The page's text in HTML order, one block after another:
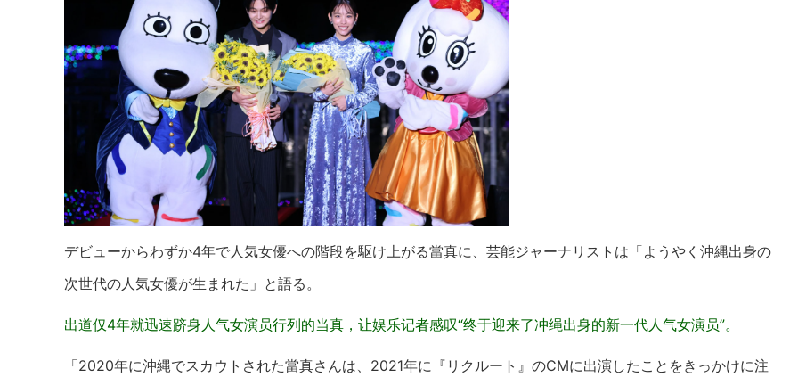
デビューからわずか4年で人気女優への階段を駆け上がる當真に、芸能ジャーナリストは「ようやく沖縄出身の
次世代の人気女優が生まれた」と語る。
出道仅4年就迅速跻身人气女演员行列的当真，让娱乐记者感叹“终于迎来了冲绳出身的新一代人气女演员”。
「2020年に沖縄でスカウトされた當真さんは、2021年に『リクルート』のCMに出演したことをきっかけに注